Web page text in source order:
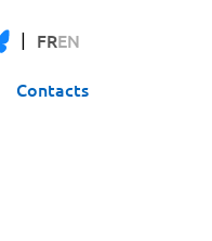
FREN
Contacts